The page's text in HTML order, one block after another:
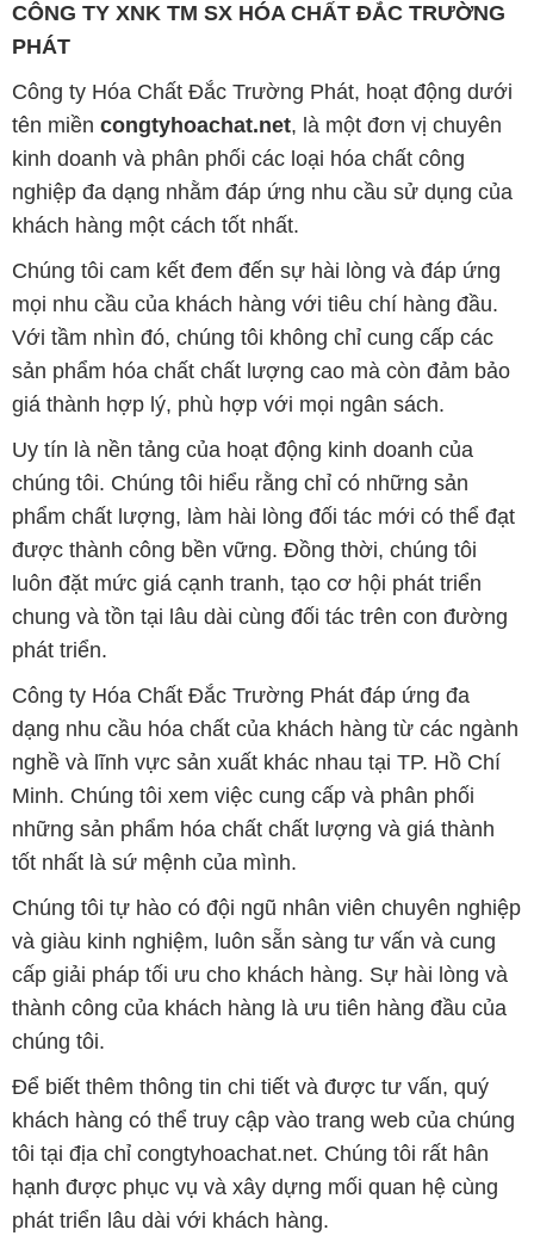
CÔNG TY XNK TM SX HÓA CHẤT ĐẮC TRƯỜNG
PHÁT
Công ty Hóa Chất Đắc Trường Phát, hoạt động dưới
tên miền congtyhoachat.net, là một đơn vị chuyên
kinh doanh và phân phối các loại hóa chất công
nghiệp đa dạng nhằm đáp ứng nhu cầu sử dụng của
khách hàng một cách tốt nhất.
Chúng tôi cam kết đem đến sự hài lòng và đáp ứng
mọi nhu cầu của khách hàng với tiêu chí hàng đầu.
Với tầm nhìn đó, chúng tôi không chỉ cung cấp các
sản phẩm hóa chất chất lượng cao mà còn đảm bảo
giá thành hợp lý, phù hợp với mọi ngân sách.
Uy tín là nền tảng của hoạt động kinh doanh của
chúng tôi. Chúng tôi hiểu rằng chỉ có những sản
phẩm chất lượng, làm hài lòng đối tác mới có thể đạt
được thành công bền vững. Đồng thời, chúng tôi
luôn đặt mức giá cạnh tranh, tạo cơ hội phát triển
chung và tồn tại lâu dài cùng đối tác trên con đường
phát triển.
Công ty Hóa Chất Đắc Trường Phát đáp ứng đa
dạng nhu cầu hóa chất của khách hàng từ các ngành
nghề và lĩnh vực sản xuất khác nhau tại TP. Hồ Chí
Minh. Chúng tôi xem việc cung cấp và phân phối
những sản phẩm hóa chất chất lượng và giá thành
tốt nhất là sứ mệnh của mình.
Chúng tôi tự hào có đội ngũ nhân viên chuyên nghiệp
và giàu kinh nghiệm, luôn sẵn sàng tư vấn và cung
cấp giải pháp tối ưu cho khách hàng. Sự hài lòng và
thành công của khách hàng là ưu tiên hàng đầu của
chúng tôi.
Để biết thêm thông tin chi tiết và được tư vấn, quý
khách hàng có thể truy cập vào trang web của chúng
tôi tại địa chỉ congtyhoachat.net. Chúng tôi rất hân
hạnh được phục vụ và xây dựng mối quan hệ cùng
phát triển lâu dài với khách hàng.